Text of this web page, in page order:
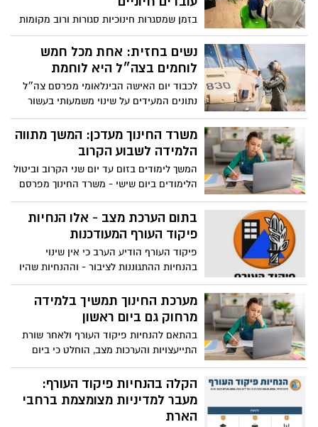
החינוך סגורה.
בזמן שמסגרות חינוכיות סגורות ורוב מקומות
העבודה אינם פועלים כסדרם, ישנם הורים
שממשיכים להתייצב מדי יום לעבודתם,
במערכת הבריאות, במערכת הביטחון,
בשירותי הרווחה ובשירותים ציבוריים נוספים.
פתרון לוגיסטי, אלא צורך חיוני המאפשר את
בתקופת מלחמה.
נשים בחזית: אחת מכל חמש
לוחמים בצה״ל היא לוחמת
לכבוד יום האישה הבינלאומי מפרסם צה״ל
נתונים המעידים על שינוי משמעותי בעשור
האחרון: שיעור הנשים בתפקידי לחימה גדל
פי שלושה, כ-20% ממערך הלחימה מורכב
מנשים וכ-90% מהתפקידים בצבא פתוחים
בפניהן. גם במבצע “שאגת הארי” הן
משתתפות בחזיתות רבות – באוויר, בים,
במודיעין ובמערך המילואים
משרד החינוך מעדכן: המשך מתווה
הלמידה לשבוע הקרוב
המשך לימודים בזום עד יום שני הקרוב וביטול
הלימודים ביום שישי - משרד החינוך מפרסם
את מתווה למידה לשבוע הקרוב, שאמור
להתעדכן שוב ביום שני השבוע
בתום הערכת מצב - אלו הנחיות
פיקוד העורף המעודכנות
פיקוד העורף הודיע הערב כי אין שינוי
בהנחיות ההתגוננות לציבור - וההנחיות שהיו
תקפות עד מוצ״ש יימשכו
מערכת החינוך תמשיך בלמידה
מרחוק גם ביום ראשון
בהתאם להנחיות פיקוד העורף ולאחר שורת
התייעצויות והערכות מצב, הוחלט כי ביום
ראשון (8.3) תמשיך מערכת החינוך לפעול
במתכונת של למידה מרחוק בכל מוסדות
החינוך.
הקלה בהנחיות פיקוד העורף:
מעבר למדיניות מצומצמת ברחבי
הארת